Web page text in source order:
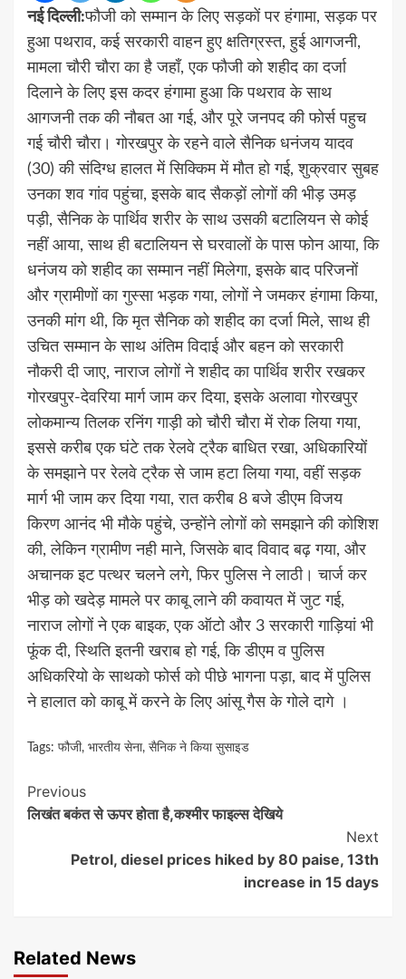
नई दिल्ली:फौजी को सम्मान के लिए सड़कों पर हंगामा, सड़क पर
हुआ पथराव, कई सरकारी वाहन हुए क्षतिग्रस्त, हुई आगजनी,
मामला चौरी चौरा का है जहाँ, एक फौजी को शहीद का दर्जा
दिलाने के लिए इस कदर हंगामा हुआ कि पथराव के साथ
आगजनी तक की नौबत आ गई, और पूरे जनपद की फोर्स पहुच
गई चौरी चौरा। गोरखपुर के रहने वाले सैनिक धनंजय यादव
(30) की संदिग्ध हालत में सिक्किम में मौत हो गई, शुक्रवार सुबह
उनका शव गांव पहुंचा, इसके बाद सैकड़ों लोगों की भीड़ उमड़
पड़ी, सैनिक के पार्थिव शरीर के साथ उसकी बटालियन से कोई
नहीं आया, साथ ही बटालियन से घरवालों के पास फोन आया, कि
धनंजय को शहीद का सम्मान नहीं मिलेगा, इसके बाद परिजनों
और ग्रामीणों का गुस्सा भड़क गया, लोगों ने जमकर हंगामा किया,
उनकी मांग थी, कि मृत सैनिक को शहीद का दर्जा मिले, साथ ही
उचित सम्मान के साथ अंतिम विदाई और बहन को सरकारी
नौकरी दी जाए, नाराज लोगों ने शहीद का पार्थिव शरीर रखकर
गोरखपुर-देवरिया मार्ग जाम कर दिया, इसके अलावा गोरखपुर
लोकमान्य तिलक रनिंग गाड़ी को चौरी चौरा में रोक लिया गया,
इससे करीब एक घंटे तक रेलवे ट्रैक बाधित रखा, अधिकारियों
के समझाने पर रेलवे ट्रैक से जाम हटा लिया गया, वहीं सड़क
मार्ग भी जाम कर दिया गया, रात करीब 8 बजे डीएम विजय
किरण आनंद भी मौके पहुंचे, उन्होंने लोगों को समझाने की कोशिश
की, लेकिन ग्रामीण नही माने, जिसके बाद विवाद बढ़ गया, और
अचानक इट पत्थर चलने लगे, फिर पुलिस ने लाठी। चार्ज कर
भीड़ को खदेड़ मामले पर काबू लाने की कवायत में जुट गई,
नाराज लोगों ने एक बाइक, एक ऑटो और 3 सरकारी गाड़ियां भी
फूंक दी, स्थिति इतनी खराब हो गई, कि डीएम व पुलिस
अधिकरियो के साथको फोर्स को पीछे भागना पड़ा, बाद में पुलिस
ने हालात को काबू में करने के लिए आंसू गैस के गोले दागे ।
Tags: फौजी, भारतीय सेना, सैनिक ने किया सुसाइड
Continue
Reading
Previous
लिखंत बकंत से ऊपर होता है,कश्मीर फाइल्स देखिये
Next
Petrol, diesel prices hiked by 80 paise, 13th
increase in 15 days
Related News